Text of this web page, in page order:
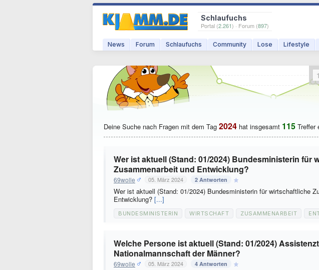
Schlaufuchs
Portal (2.261) · Forum (897)
News Forum Schlaufuchs Community Lose Lifestyle
Deine Suche nach Fragen mit dem Tag 2024 hat insgesamt 115 Treffer
Wer ist aktuell (Stand: 01/2024) Bundesministerin für
Zusammenarbeit und Entwicklung?
69wolle 05. März 2024 2 Antworten
Wer ist aktuell (Stand: 01/2024) Bundesministerin für wirtschaftliche
Entwicklung? [...]
BUNDESMINISTERIN WIRTSCHAFT ZUSAMMENARBEIT
Welche Persone ist aktuell (Stand: 01/2024)
Nationalmannschaft der Männer?
69wolle 05. März 2024 4 Antworten
1